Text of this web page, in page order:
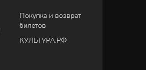
Покупка и возврат
билетов
КУЛЬТУРА.РФ